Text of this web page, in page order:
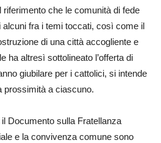
riferimento che le comunità di fede
alcuni fra i temi toccati, così come il
di una città accogliente e
ha altresì sottolineato l’offerta di
giubilare per i cattolici, si intende
prossimità a ciascuno.
il Documento sulla Fratellanza
e la convivenza comune sono